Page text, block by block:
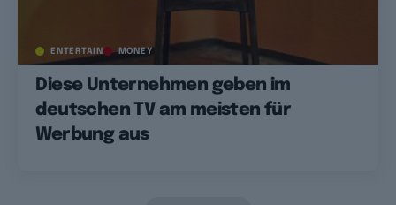
ENTERTAIN MONEY
Diese Unternehmen geben im
deutschen TV am meisten für
Werbung aus